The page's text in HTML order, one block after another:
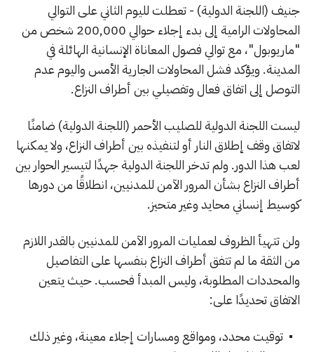
جنيف (اللجنة الدولية) - تعطلت لليوم الثاني على التوالي
المحاولات الرامية إلى بدء إجلاء حوالي 200,000 شخص من
"ماريوبول"، مع توالي فصول المعاناة الإنسانية الهائلة في
المدينة. ويؤكد فشل المحاولات الجارية الأمس واليوم عدم
التوصل إلى اتفاق فعال وتفصيلي بين أطراف النزاع.
ليست اللجنة الدولية للصليب الأحمر (اللجنة الدولية) ضامنًا
لاتفاق وقف إطلاق النار أو لتنفيذه بين أطراف النزاع، ولا يمكنها
لعب هذا الدور. ولم تدخر اللجنة الدولية جهدًا لتيسير الحوار بين
أطراف النزاع بشأن المرور الآمن للمدنيين، انطلاقًا من دورها
كوسيط إنساني محايد وغير متحيز.
ولن تتهيأ الظروف لعمليات المرور الآمن للمدنيين بالقدر اللازم
من الثقة ما لم تتفق أطراف النزاع بنفسها على التفاصيل
والمحددات المطلوبة، وليس المبدأ فحسب. حيث يتعين
الاتفاق تحديدًا على:
توقيت محدد، ومواقع ومسارات إجلاء معينة، وغير ذلك